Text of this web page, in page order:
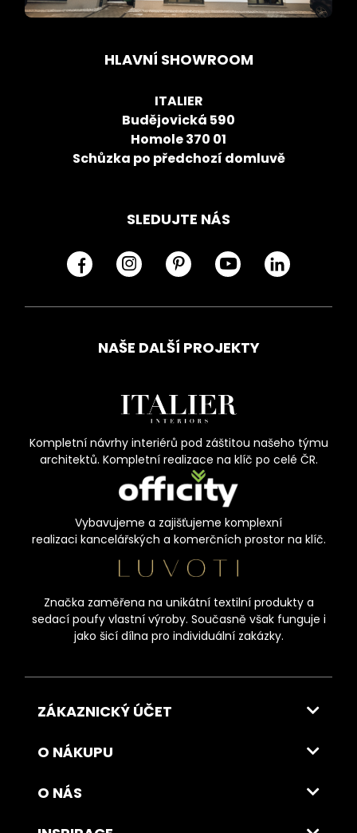
HLAVNÍ SHOWROOM
ITALIER
Budějovická 590
Homole 370 01
Schůzka po předchozí domluvě
SLEDUJTE NÁS
NAŠE DALŠÍ PROJEKTY
Kompletní návrhy interiérů pod záštitou našeho týmu
architektů. Kompletní realizace na klíč po celé ČR.
Vybavujeme a zajišťujeme komplexní
realizaci kancelářských a komerčních prostor na klíč.
Značka zaměřena na unikátní textilní produkty a
sedací poufy vlastní výroby. Současně však funguje i
jako šicí dílna pro individuální zakázky.
ZÁKAZNICKÝ ÚČET
O NÁKUPU
O NÁS